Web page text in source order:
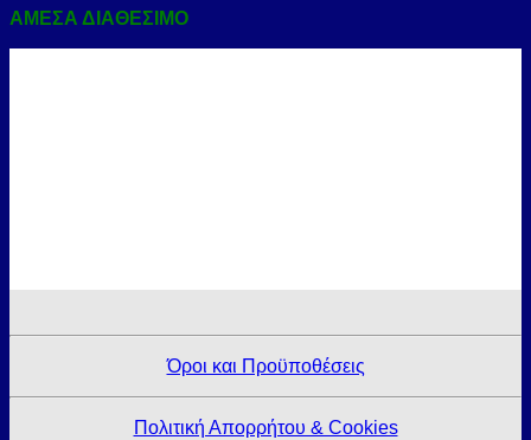
ΑΜΕΣΑ ΔΙΑΘΕΣΙΜΟ
Όροι και Προϋποθέσεις
Πολιτική Απορρήτου & Cookies